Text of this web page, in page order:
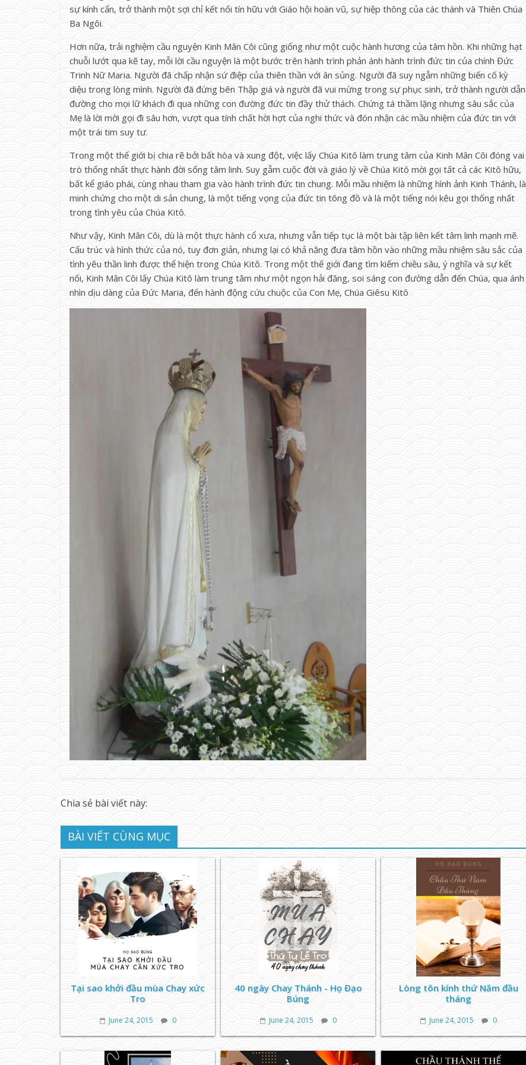
sự kính cẩn, trở thành một sợi chỉ kết nối tín hữu với Giáo hội hoàn vũ, sự hiệp thông của các thánh và Thiên Chúa
Ba Ngôi.
Hơn nữa, trải nghiệm cầu nguyện Kinh Mân Côi cũng giống như một cuộc hành hương của tâm hồn. Khi những hạt
chuỗi lướt qua kẽ tay, mỗi lời cầu nguyện là một bước trên hành trình phản ánh hành trình đức tin của chính Đức
Trinh Nữ Maria. Người đã chấp nhận sứ điệp của thiên thần với ân sủng. Người đã suy ngẫm những biến cố kỳ
diệu trong lòng mình. Người đã đứng bên Thập giá và người đã vui mừng trong sự phục sinh, trở thành người dẫn
đường cho mọi lữ khách đi qua những con đường đức tin đầy thử thách. Chứng tá thầm lặng nhưng sâu sắc của
Mẹ là lời mời gọi đi sâu hơn, vượt qua tính chất hời hợt của nghi thức và đón nhận các mầu nhiệm của đức tin với
một trái tim suy tư.
Trong một thế giới bị chia rẽ bởi bất hòa và xung đột, việc lấy Chúa Kitô làm trung tâm của Kinh Mân Côi đóng vai
trò thống nhất thực hành đời sống tâm linh. Suy gẫm cuộc đời và giáo lý về Chúa Kitô mời gọi tất cả các Kitô hữu,
bất kể giáo phái, cùng nhau tham gia vào hành trình đức tin chung. Mỗi mầu nhiệm là những hình ảnh Kinh Thánh, là
minh chứng cho một di sản chung, là một tiếng vọng của đức tin tông đồ và là một tiếng nói kêu gọi thống nhất
trong tình yêu của Chúa Kitô.
Như vậy, Kinh Mân Côi, dù là một thực hành cổ xưa, nhưng vẫn tiếp tục là một bài tập liên kết tâm linh mạnh mẽ.
Cấu trúc và hình thức của nó, tuy đơn giản, nhưng lại có khả năng đưa tâm hồn vào những mầu nhiệm sâu sắc của
tình yêu thần linh được thể hiện trong Chúa Kitô. Trong một thế giới đang tìm kiếm chiều sâu, ý nghĩa và sự kết
nối, Kinh Mân Côi lấy Chúa Kitô làm trung tâm như một ngọn hải đăng, soi sáng con đường dẫn đến Chúa, qua ánh
nhìn dịu dàng của Đức Maria, đến hành động cứu chuộc của Con Mẹ, Chúa Giêsu Kitô
Chia sẻ bài viết này:
BÀI VIẾT CÙNG MỤC
Tại sao khởi đầu mùa Chay xức
Tro
June 24, 2015 0
40 ngày Chay Thánh - Họ Đạo
Búng
June 24, 2015 0
Lòng tôn kính thứ Năm đầu
tháng
June 24, 2015 0